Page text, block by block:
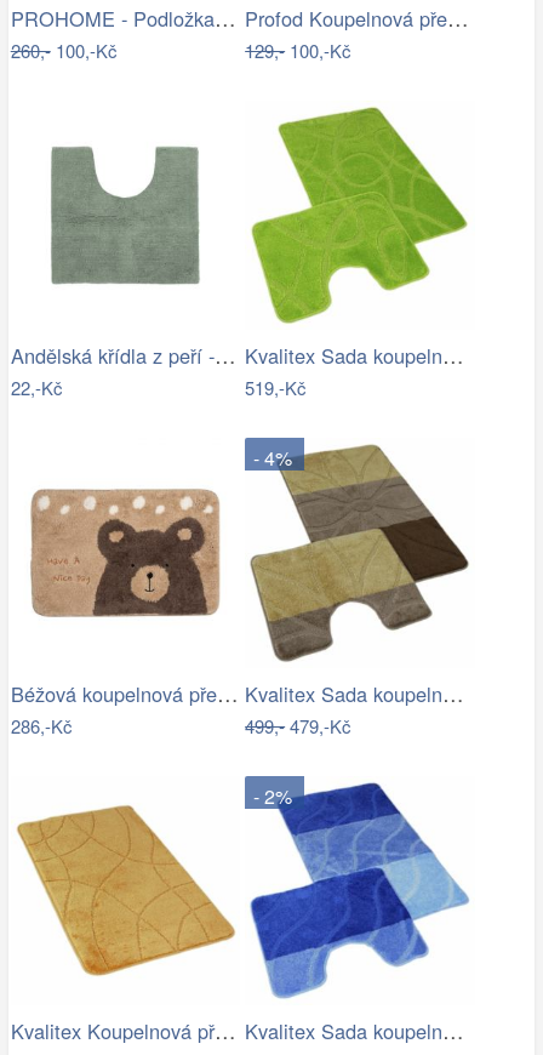
PROHOME - Podložka 80x50cm Pes
260,-100,-Kč
Profod Koupelnová předložka 2S bílá…
129,-100,-Kč
Andělská křídla z peří - zápich, bílá,…
22,-Kč
Kvalitex Sada koupelnových předložek…
519,-Kč
Béžová koupelnová předložka s medvídkem…
286,-Kč
- 4%
Kvalitex Sada koupelnových předložek…
499,-479,-Kč
Kvalitex Koupelnová předložka Labyrint…
- 2%
Kvalitex Sada koupelnových předložek…